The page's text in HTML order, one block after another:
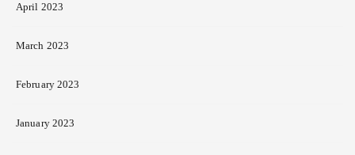
April 2023
March 2023
February 2023
January 2023